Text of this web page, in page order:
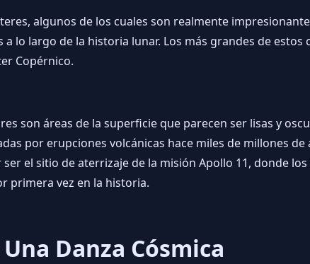
algunos de los cuales son realmente
lo largo de la historia lunar. Los más grandes de estos
Copérnico.
son áreas de la superficie que parecen ser lisas y
por erupciones volcánicas hace miles de millones
el sitio de aterrizaje de la misión Apollo 11, donde
primera vez en la historia.
Danza Cósmica